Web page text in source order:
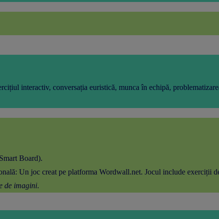
interactiv, conversația euristică, munca în echipă,
Board).
: Un joc creat pe platforma Wordwall.net. Jocul include exerciții
de imagini.